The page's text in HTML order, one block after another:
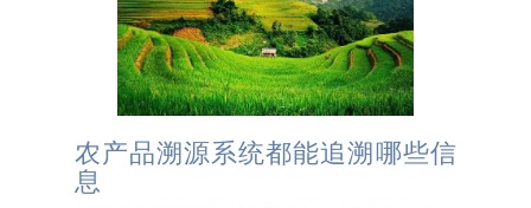
农产品溯源系统都能追溯哪些信
息